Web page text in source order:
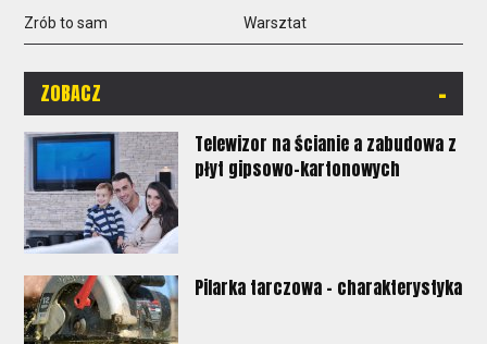
Zrób to sam
Warsztat
ZOBACZ -
Telewizor na ścianie a zabudowa z
płyt gipsowo-kartonowych
Pilarka tarczowa - charakterystyka